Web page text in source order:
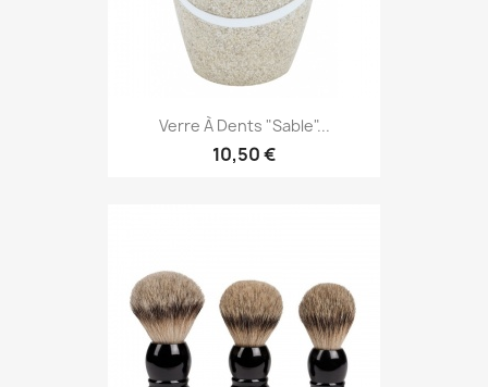
Verre À Dents "Sable"...
10,50 €